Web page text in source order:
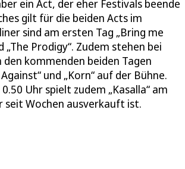
ein Act, der eher Festivals beende
gilt für die beiden Acts im
sind am ersten Tag „Bring me
„The Prodigy“. Zudem stehen bei
den kommenden beiden Tagen
Against“ und „Korn“ auf der Bühne.
Uhr spielt zudem „Kasalla“ am
seit Wochen ausverkauft ist.